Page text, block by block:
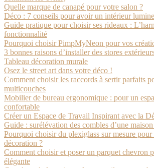
Quelle marque de canapé pour votre salon ?
Déco : 7 conseils pour avoir un intérieur
Guide pratique pour choisir ses rideaux :
fonctionnalité
Pourquoi choisir PimpMyNeon pour vos
3 bonnes raisons d’installer des stores
Tableau décoration murale
Osez le street art dans votre déco !
Comment choisir les raccords à sertir parfaits
multicouches
Mobilier de bureau ergonomique : pour un
confortable
Créer un Espace de Travail Inspirant avec la
Guide : surélévation des combles d’une
Pourquoi choisir du plexiglass sur mesure pour
décoration ?
Comment choisir et poser un parquet chevron
élégante